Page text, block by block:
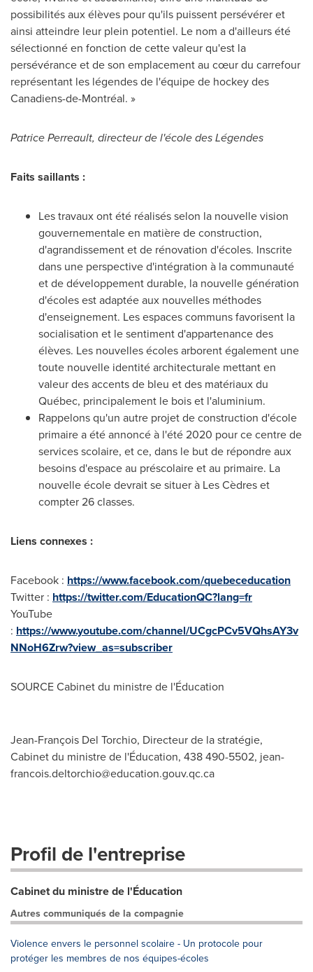
possibilités aux élèves pour qu'ils puissent persévérer et
ainsi atteindre leur plein potentiel. Le nom a d'ailleurs été
sélectionné en fonction de cette valeur qu'est la
persévérance et de son emplacement au cœur du carrefour
représentant les légendes de l'équipe de hockey des
Canadiens-de-Montréal. »
Patrice Perreault, directeur de l'école des Légendes
Faits saillants :
Les travaux ont été réalisés selon la nouvelle vision
gouvernementale en matière de construction,
d'agrandissement et de rénovation d'écoles. Inscrite
dans une perspective d'intégration à la communauté
et de développement durable, la nouvelle génération
d'écoles est adaptée aux nouvelles méthodes
d'enseignement. Les espaces communs favorisent la
socialisation et le sentiment d'appartenance des
élèves. Les nouvelles écoles arborent également une
toute nouvelle identité architecturale mettant en
valeur des accents de bleu et des matériaux du
Québec, principalement le bois et l'aluminium.
Rappelons qu'un autre projet de construction d'école
primaire a été annoncé à l'été 2020 pour ce centre de
services scolaire, et ce, dans le but de répondre aux
besoins d'espace au préscolaire et au primaire. La
nouvelle école devrait se situer à Les Cèdres et
compter 26 classes.
Liens connexes :
Facebook : https://www.facebook.com/quebeceducation
Twitter : https://twitter.com/EducationQC?lang=fr
YouTube
: https://www.youtube.com/channel/UCgcPCv5VQhsAY3v
NNoH6Zrw?view_as=subscriber
SOURCE Cabinet du ministre de l'Éducation
Jean-François Del Torchio, Directeur de la stratégie,
Cabinet du ministre de l'Éducation, 438 490-5502, jean-
francois.deltorchio@education.gouv.qc.ca
Profil de l'entreprise
Cabinet du ministre de l'Éducation
Autres communiqués de la compagnie
Violence envers le personnel scolaire - Un protocole pour
protéger les membres de nos équipes-écoles